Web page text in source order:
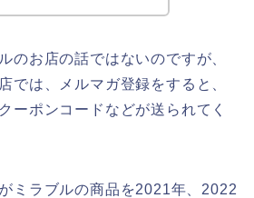
のお店の話ではないのですが、
では、メルマガ登録をすると、
ーポンコードなどが送られてく
ミラブルの商品を2021年、2022